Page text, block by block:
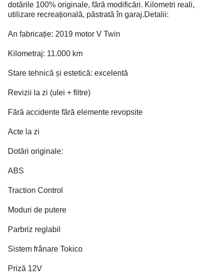
dotările 100% originale, fără modificări. Kilometri reali,
utilizare recreațională, păstrată în garaj.Detalii:
An fabricație: 2019 motor V Twin
Kilometraj: 11.000 km
Stare tehnică și estetică: excelentă
Revizii la zi (ulei + filtre)
Fără accidente fără elemente revopsite
Acte la zi
Dotări originale:
ABS
Traction Control
Moduri de putere
Parbriz reglabil
Sistem frânare Tokico
Priză 12V